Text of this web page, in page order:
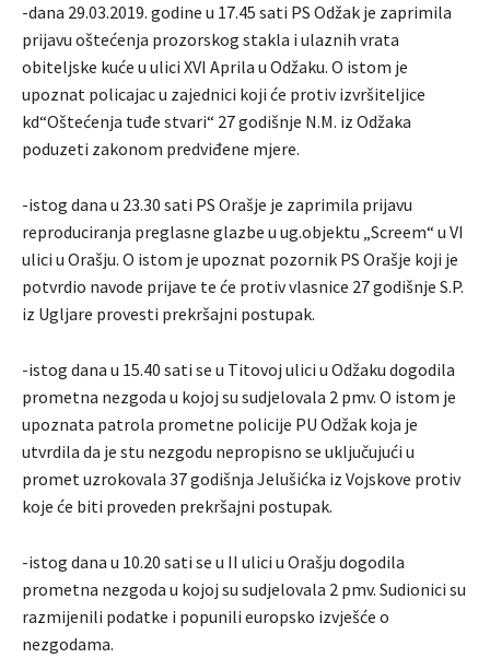
-dana 29.03.2019. godine u 17.45 sati PS Odžak je zaprimila
prijavu oštećenja prozorskog stakla i ulaznih vrata
obiteljske kuće u ulici XVI Aprila u Odžaku. O istom je
upoznat policajac u zajednici koji će protiv izvršiteljice
kd“Oštećenja tuđe stvari“ 27 godišnje N.M. iz Odžaka
poduzeti zakonom predviđene mjere.
-istog dana u 23.30 sati PS Orašje je zaprimila prijavu
reproduciranja preglasne glazbe u ug.objektu „Screem“ u VI
ulici u Orašju. O istom je upoznat pozornik PS Orašje koji je
potvrdio navode prijave te će protiv vlasnice 27 godišnje S.P.
iz Ugljare provesti prekršajni postupak.
-istog dana u 15.40 sati se u Titovoj ulici u Odžaku dogodila
prometna nezgoda u kojoj su sudjelovala 2 pmv. O istom je
upoznata patrola prometne policije PU Odžak koja je
utvrdila da je stu nezgodu nepropisno se uključujući u
promet uzrokovala 37 godišnja Jelušićka iz Vojskove protiv
koje će biti proveden prekršajni postupak.
-istog dana u 10.20 sati se u II ulici u Orašju dogodila
prometna nezgoda u kojoj su sudjelovala 2 pmv. Sudionici su
razmijenili podatke i popunili europsko izvješće o
nezgodama.